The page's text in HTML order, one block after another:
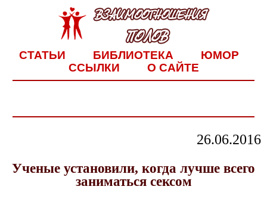
СТАТЬИ БИБЛИОТЕКА
ЮМОР
ССЫЛКИ
О САЙТЕ
26.06.2016
Ученые установили, когда лучше всего
заниматься сексом